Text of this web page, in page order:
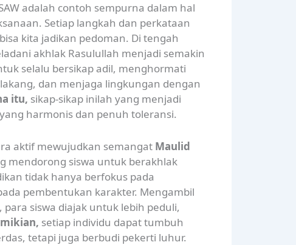
adalah contoh sempurna dalam hal
Setiap langkah dan perkataan
kita jadikan pedoman. Di tengah
akhlak Rasulullah menjadi semakin
selalu bersikap adil, menghormati
dan menjaga lingkungan dengan
itu, sikap-sikap inilah yang menjadi
harmonis dan penuh toleransi.
aktif mewujudkan semangat Maulid
mendorong siswa untuk berakhlak
tidak hanya berfokus pada
pembentukan karakter. Mengambil
siswa diajak untuk lebih peduli,
setiap individu dapat tumbuh
tetapi juga berbudi pekerti luhur.